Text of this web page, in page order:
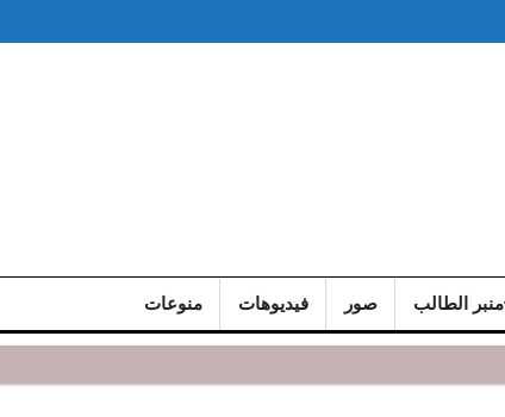
منبر الطالب صور فيديوهات منوعات